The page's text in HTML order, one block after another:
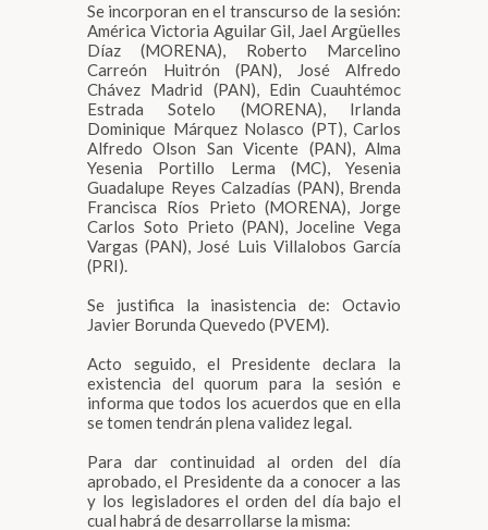
Se incorporan en el transcurso de la sesión:
América Victoria Aguilar Gil, Jael Argüelles
Díaz (MORENA), Roberto Marcelino
Carreón Huitrón (PAN), José Alfredo
Chávez Madrid (PAN), Edin Cuauhtémoc
Estrada Sotelo (MORENA), Irlanda
Dominique Márquez Nolasco (PT), Carlos
Alfredo Olson San Vicente (PAN), Alma
Yesenia Portillo Lerma (MC), Yesenia
Guadalupe Reyes Calzadías (PAN), Brenda
Francisca Ríos Prieto (MORENA), Jorge
Carlos Soto Prieto (PAN), Joceline Vega
Vargas (PAN), José Luis Villalobos García
(PRI).
Se justifica la inasistencia de: Octavio
Javier Borunda Quevedo (PVEM).
Acto seguido, el Presidente declara la
existencia del quorum para la sesión e
informa que todos los acuerdos que en ella
se tomen tendrán plena validez legal.
Para dar continuidad al orden del día
aprobado, el Presidente da a conocer a las
y los legisladores el orden del día bajo el
cual habrá de desarrollarse la misma: